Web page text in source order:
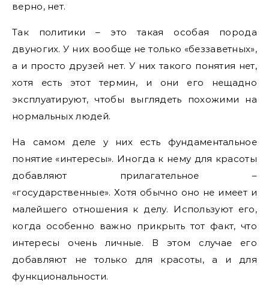
верно, нет.
Так политики – это такая особая порода
двуногих. У них вообще не только «беззаветных»,
а и просто друзей нет. У них такого понятия нет,
хотя есть этот термин, и они его нещадно
эксплуатируют, чтобы выглядеть похожими на
нормальных людей.
На самом деле у них есть фундаментальное
понятие «интересы». Иногда к нему для красоты
добавляют прилагательное –
«государственные». Хотя обычно оно не имеет и
малейшего отношения к делу. Используют его,
когда особенно важно прикрыть тот факт, что
интересы очень личные. В этом случае его
добавляют не только для красоты, а и для
функциональности.